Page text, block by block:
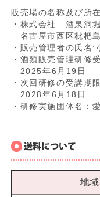
販売場の名称及び所
・株式会社 酒泉洞
名古屋市西区枇杷
・販売管理者の氏
・酒類販売管理研修
2025年6月19日
・次回研修の受講期限
2028年6月18日
・研修実施団体名：
地域